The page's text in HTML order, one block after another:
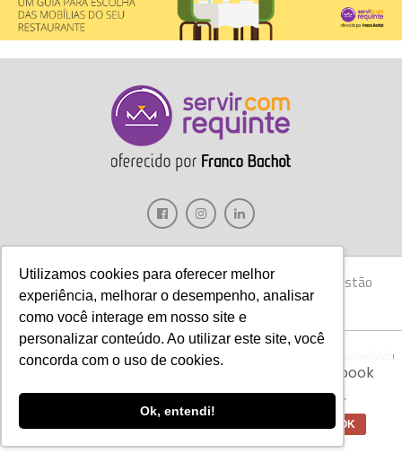
Utilizamos cookies para oferecer melhor
experiência, melhorar o desempenho, analisar
como você interage em nosso site e
personalizar conteúdo. Ao utilizar este site, você
concorda com o uso de cookies.
Ok, entendi!
Gastronomia Móveis Decoração Hotelaria
Gestão
Marketing
Tecnologia Eventos E-books
Copyright © 2017 Servir com Requinte • Franco Bachot Móveis . Desenvolvido
por Agência YoOu.
Aviso:Nós da Franco Bachot utilizamos de
cookies com ferramentas do Google e Facebook
experiência de nossos clientes para oferecer
melhores produtos e serviços. OK